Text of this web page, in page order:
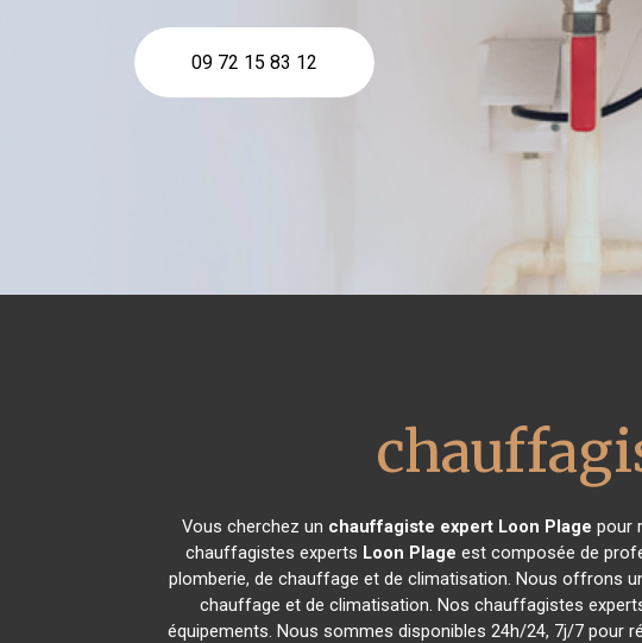
09 72 15 83 12
Vous cherchez un chauffagiste expert Loon Plage pour
chauffagistes experts Loon Plage est composée de
plomberie, de chauffage et de climatisation. Nous offrons
chauffage et de climatisation. Nos chauffagistes
équipements. Nous sommes disponibles 24h/24, 7j/7 pour